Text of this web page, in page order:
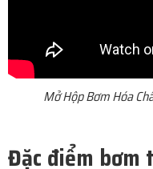
Mở Hộp Bơm Hóa
Đặc điểm bơm